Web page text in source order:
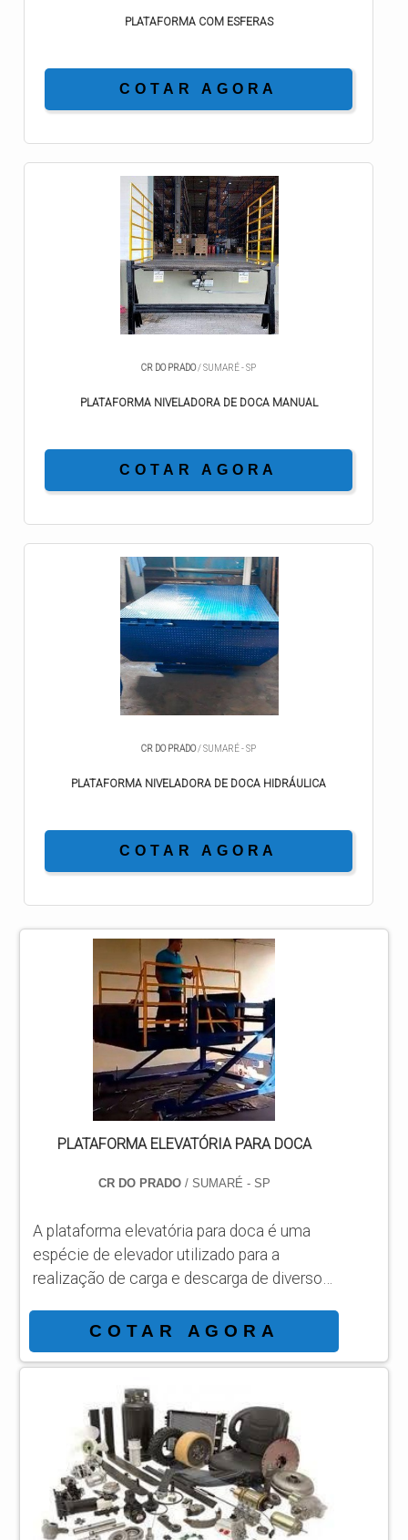
PLATAFORMA COM ESFERAS
COTAR AGORA
CR DO PRADO/ SUMARÉ - SP
PLATAFORMA NIVELADORA DE DOCA MANUAL
COTAR AGORA
CR DO PRADO/ SUMARÉ - SP
PLATAFORMA NIVELADORA DE DOCA HIDRÁULICA
COTAR AGORA
PLATAFORMA ELEVATÓRIA PARA DOCA
CR DO PRADO / SUMARÉ - SP
A plataforma elevatória para doca é uma
espécie de elevador utilizado para a
realização de carga e descarga de diversos
empresas de diferentes segmentos. O
equipamento conta com a presença de aço
e ferro em sua composição, o que garante
sua alta qualidade e desempenho.A
instalação do recurso é feita no concreto
da doca, especialmente para que haja
ajuste da distância entre o caminhão e a
doca. Veja ...
COTAR AGORA